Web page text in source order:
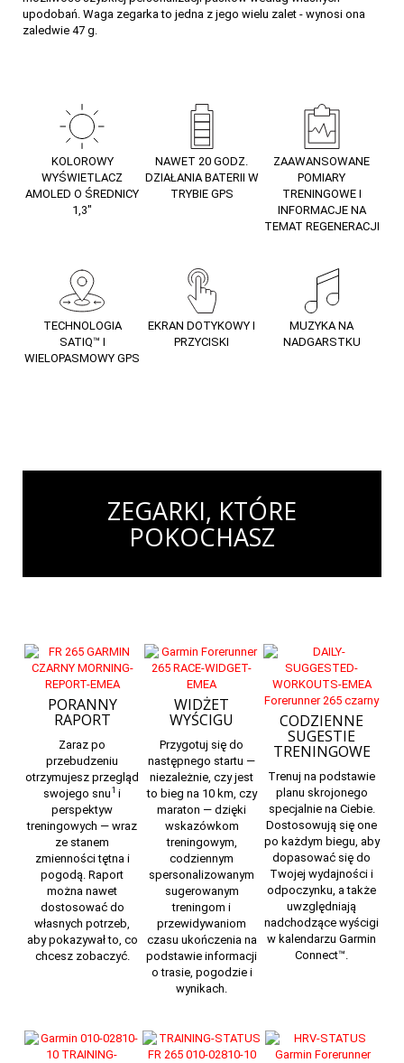
upodobań. Waga zegarka to jedna z jego wielu zalet - wynosi ona
zaledwie 47 g.
KOLOROWY
WYŚWIETLACZ
AMOLED O ŚREDNICY
1,3″
NAWET 20 GODZ.
DZIAŁANIA BATERII W
TRYBIE GPS
ZAAWANSOWANE
POMIARY
TRENINGOWE I
INFORMACJE NA
TEMAT REGENERACJI
TECHNOLOGIA
SATIQ™ I
WIELOPASMOWY GPS
EKRAN DOTYKOWY I
PRZYCISKI
MUZYKA NA
NADGARSTKU
ZEGARKI, KTÓRE
POKOCHASZ
PORANNY
RAPORT
Zaraz po
przebudzeniu
otrzymujesz przegląd
swojego snu1 i
perspektyw
treningowych — wraz
ze stanem
zmienności tętna i
pogodą. Raport
można nawet
dostosować do
własnych potrzeb,
aby pokazywał to, co
chcesz zobaczyć.
WIDŻET
WYŚCIGU
Przygotuj się do
następnego startu —
niezależnie, czy jest
to bieg na 10 km, czy
maraton — dzięki
wskazówkom
treningowym,
codziennym
spersonalizowanym
sugerowanym
treningom i
przewidywaniom
czasu ukończenia na
podstawie informacji
o trasie, pogodzie i
wynikach.
CODZIENNE
SUGESTIE
TRENINGOWE
Trenuj na podstawie
planu skrojonego
specjalnie na Ciebie.
Dostosowują się one
po każdym biegu, aby
dopasować się do
Twojej wydajności i
odpoczynku, a także
uwzględniają
nadchodzące wyścigi
w kalendarzuGarmin
Connect™.